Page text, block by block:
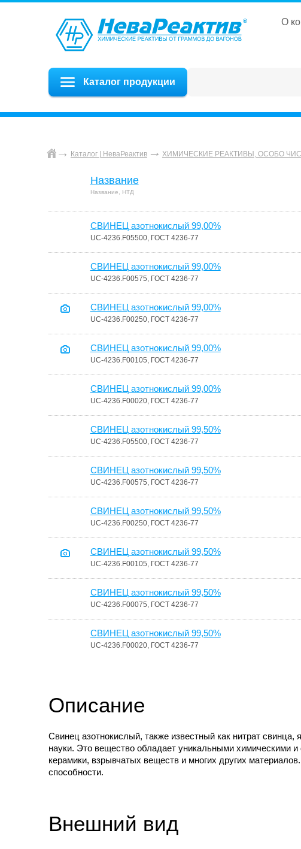
о
Каталог продукции
Каталог | НеваРеактив ХИМИЧЕСКИЕ РЕАКТИВЫ, ОСОБО
Название
Название, НТД
СВИНЕЦ азотнокислый 99,00%
UC-4236.F05500, ГОСТ 4236-77
СВИНЕЦ азотнокислый 99,00%
UC-4236.F00575, ГОСТ 4236-77
СВИНЕЦ азотнокислый 99,00%
UC-4236.F00250, ГОСТ 4236-77
СВИНЕЦ азотнокислый 99,00%
UC-4236.F00105, ГОСТ 4236-77
СВИНЕЦ азотнокислый 99,00%
UC-4236.F00020, ГОСТ 4236-77
СВИНЕЦ азотнокислый 99,50%
UC-4236.F05500, ГОСТ 4236-77
СВИНЕЦ азотнокислый 99,50%
UC-4236.F00575, ГОСТ 4236-77
СВИНЕЦ азотнокислый 99,50%
UC-4236.F00250, ГОСТ 4236-77
СВИНЕЦ азотнокислый 99,50%
UC-4236.F00105, ГОСТ 4236-77
СВИНЕЦ азотнокислый 99,50%
UC-4236.F00075, ГОСТ 4236-77
СВИНЕЦ азотнокислый 99,50%
UC-4236.F00020, ГОСТ 4236-77
Описание
Свинец азотнокислый, также известный как нитрат
науки. Это вещество обладает уникальными химическими
керамики, взрывчатых веществ и многих других
способности.
Внешний вид